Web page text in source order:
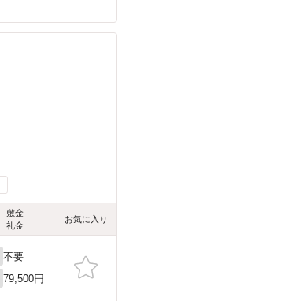
敷金
礼金
お気に入り
不要
79,500円